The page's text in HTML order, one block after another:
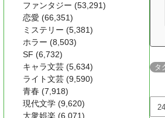
タ
ファンタジー (53,291)
恋愛 (66,351)
ミステリー (5,381)
ホラー (8,503)
SF (6,732)
キャラ文芸 (5,634)
ライト文芸 (9,590)
青春 (7,918)
現代文学 (9,620)
大衆娯楽 (6,071)